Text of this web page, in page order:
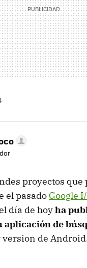
proyectos que
el pasado Google
día de hoyha
aplicación de
de